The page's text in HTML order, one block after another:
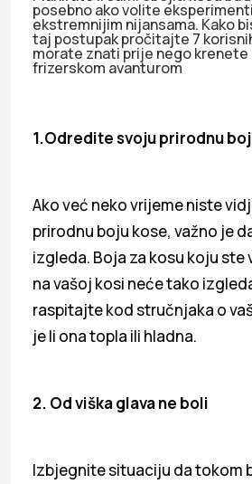
posebno ako volite
ekstremnijim nijansama. Kako
taj postupak pročitajte 7
morate znati prije nego krenete
frizerskom avanturom
1.Odredite svoju prirodnu
Ako već neko vrijeme niste
prirodnu boju kose, važno je
izgleda. Boja za kosu koju ste
na vašoj kosi neće tako
raspitajte kod stručnjaka o
je li ona topla ili hladna.
2. Od viška glava ne boli
Izbjegnite situaciju da tokom